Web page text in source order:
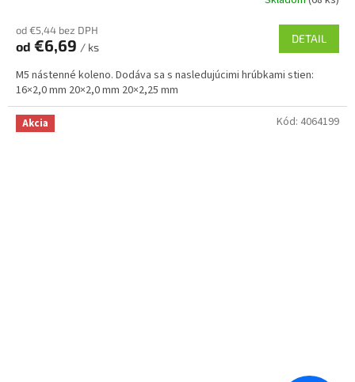
od €5,44 bez DPH
od €6,69 / ks
DETAIL
M5 nástenné koleno. Dodáva sa s nasledujúcimi hrúbkami stien:
16×2,0 mm 20×2,0 mm 20×2,25 mm
Akcia Kód: 4064199